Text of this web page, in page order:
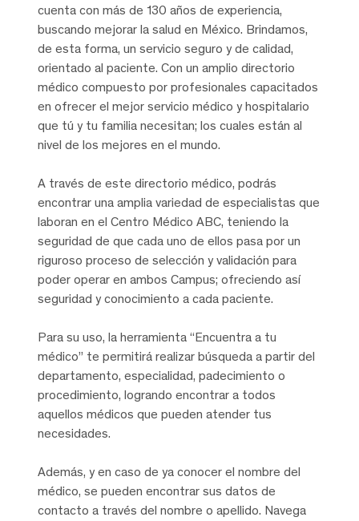
cuenta con más de 130 años de experiencia,
buscando mejorar la salud en México. Brindamos,
de esta forma, un servicio seguro y de calidad,
orientado al paciente. Con un amplio directorio
médico compuesto por profesionales capacitados
en ofrecer el mejor servicio médico y hospitalario
que tú y tu familia necesitan; los cuales están al
nivel de los mejores en el mundo.
A través de este directorio médico, podrás
encontrar una amplia variedad de especialistas que
laboran en el Centro Médico ABC, teniendo la
seguridad de que cada uno de ellos pasa por un
riguroso proceso de selección y validación para
poder operar en ambos Campus; ofreciendo así
seguridad y conocimiento a cada paciente.
Para su uso, la herramienta “Encuentra a tu
médico” te permitirá realizar búsqueda a partir del
departamento, especialidad, padecimiento o
procedimiento, logrando encontrar a todos
aquellos médicos que pueden atender tus
necesidades.
Además, y en caso de ya conocer el nombre del
médico, se pueden encontrar sus datos de
contacto a través del nombre o apellido. Navega